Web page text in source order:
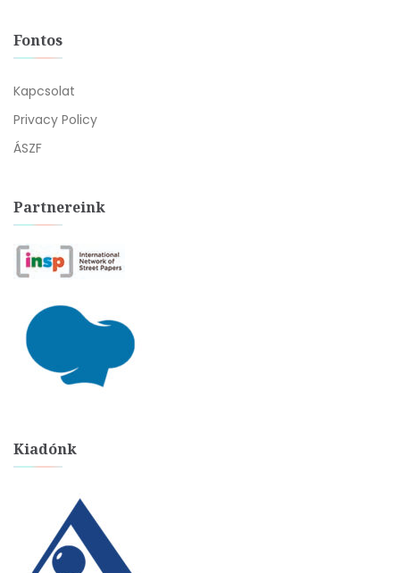
Fontos
Kapcsolat
Privacy Policy
ÁSZF
Partnereink
Kiadónk